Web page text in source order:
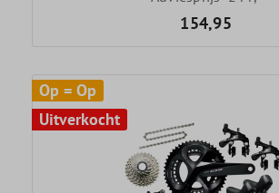
154,95
Op = Op
Uitverkocht